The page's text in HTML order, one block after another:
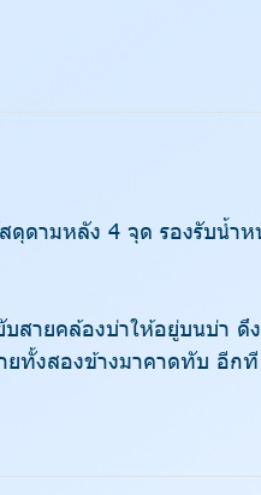
ดามหลัง 4 จุด รองรับน้ำ
สายคล้องบ่าให้อยู่บนบ่า ดึ
ทั้งสองข้างมาคาดทับ อีก